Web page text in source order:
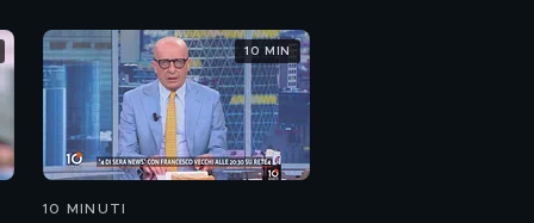
10 MINUTI
10 MIN